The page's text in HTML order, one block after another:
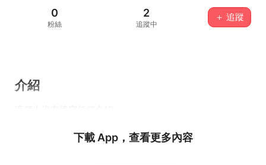
0
粉絲
2
追蹤中
＋ 追蹤
介紹
下載 App，查看更多內容